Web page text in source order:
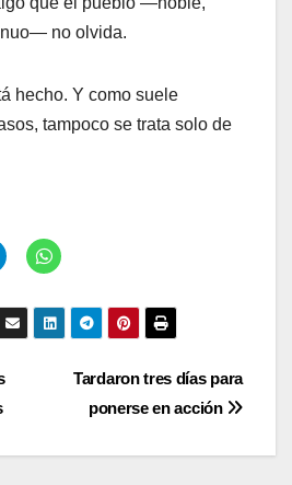
no olvida.
hecho. Y como suele
tampoco se trata solo de
Tardaron tres días para
ponerse en acción